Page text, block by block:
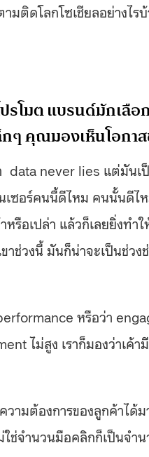
ามติดโลกโซเชียลอย่าง
รโมต แบรนด์มักเ
ๆ คุณมองเห็นโอก
data never lies แต่มันเ
ซอร์คนนี้ดีไหม คนนั้นดีไห
รือเปล่า แล้วก็เลยยิ่งทำ
าช่วงนี้ มันก็น่าจะเป็นช่ว
หรือว่า
ไม่สูง เราก็มองว่าเค้า
ามต้องการของลูกค้าได้
ช่จำนวนมือคลิกก็เป็นจำ